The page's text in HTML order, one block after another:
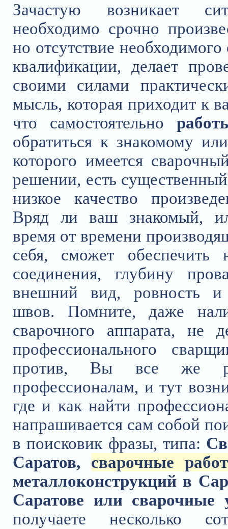
Зачастую возникает
необходимо срочно
но отсутствие
квалификации, делает
своими силами
мысль, которая приходит к
что самостоятельно
обратиться к знакомому
которого имеется
решении, есть
низкое качество
Вряд ли ваш знакомый,
время от времени
себя, сможет обеспечить
соединения, глубину
внешний вид, ровность
швов. Помните, даже
сварочного аппарата, не
профессионального
против, Вы все же
профессионалам, и тут
где и как найти
напрашивается сам собой
в поисковик фразы, типа:
Саратов, сварочные
металлоконструкций в
Саратове или сварочные
получаете несколько